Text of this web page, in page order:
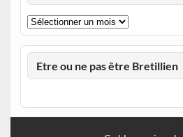
Archives
Etre ou ne pas être Bretillien